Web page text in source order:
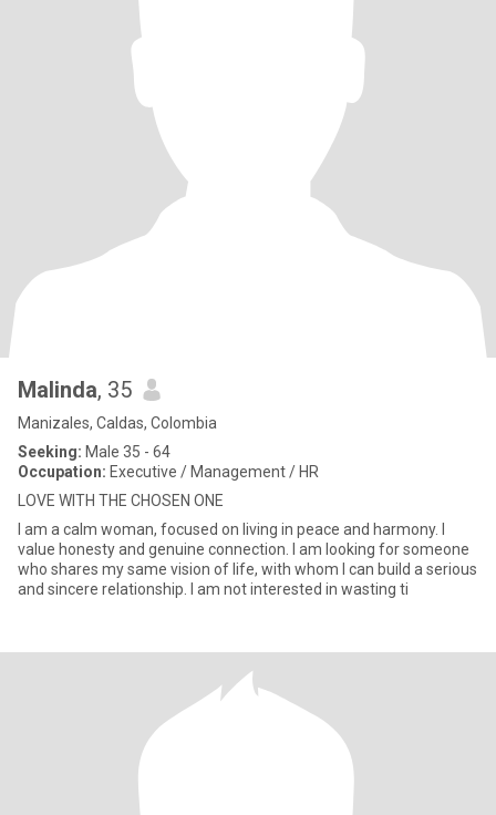
Malinda, 35
Manizales, Caldas, Colombia
Seeking: Male 35 - 64
Occupation: Executive / Management / HR
LOVE WITH THE CHOSEN ONE
I am a calm woman, focused on living in peace and harmony. I
value honesty and genuine connection. I am looking for someone
who shares my same vision of life, with whom I can build a serious
and sincere relationship. I am not interested in wasting ti